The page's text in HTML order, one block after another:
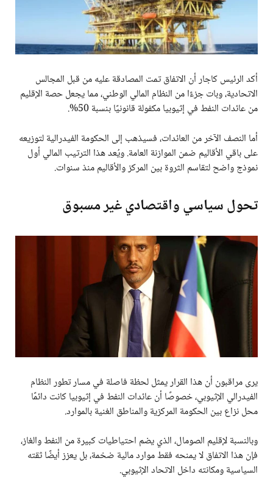
أكد الرئيس كاجار أن الاتفاق تمت المصادقة عليه من قبل المجالس
الاتحادية، وبات جزءًا من النظام المالي الوطني، مما يجعل حصة الإقليم
من عائدات النفط في إثيوبيا مكفولة قانونيًا بنسبة 50%.
أما النصف الآخر من العائدات، فسيذهب إلى الحكومة الفيدرالية لتوزيعه
على باقي الأقاليم ضمن الموازنة العامة. ويُعد هذا الترتيب المالي أول
نموذج واضح لتقاسم الثروة بين المركز والأقاليم منذ سنوات.
تحول سياسي واقتصادي غير مسبوق
يرى مراقبون أن هذا القرار يمثل لحظة فاصلة في مسار تطور النظام
الفيدرالي الإثيوبي، خصوصًا أن عائدات النفط في إثيوبيا كانت دائمًا
محل نزاع بين الحكومة المركزية والمناطق الغنية بالموارد.
وبالنسبة لإقليم الصومال، الذي يضم احتياطيات كبيرة من النفط والغاز،
فإن هذا الاتفاق لا يمنحه فقط موارد مالية ضخمة، بل يعزز أيضًا ثقته
السياسية ومكانته داخل الاتحاد الإثيوبي.